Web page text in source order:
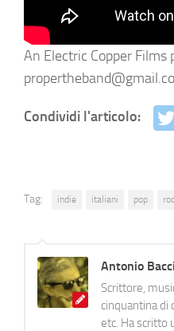
An Electric Copper
Condividi l'articolo:
Tag: indie italiani pop
Antonio
Scrittore,
cinquantina di
etc. Ha scritto